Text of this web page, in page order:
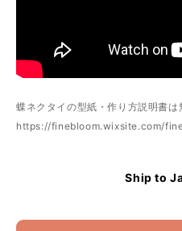
蝶ネクタイの型紙・作り方説明書
https://finebloom.wixsite.com/
Ship to